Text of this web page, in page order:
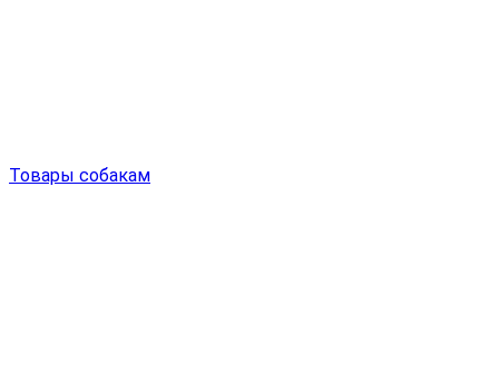
Товары собакам